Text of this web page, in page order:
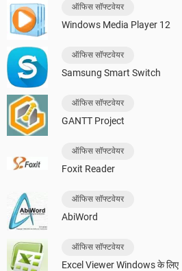
ऑफिस सॉफ्टवेयर
Windows Media Player 12
ऑफिस सॉफ्टवेयर
Samsung Smart Switch
ऑफिस सॉफ्टवेयर
GANTT Project
ऑफिस सॉफ्टवेयर
Foxit Reader
ऑफिस सॉफ्टवेयर
AbiWord
ऑफिस सॉफ्टवेयर
Excel Viewer Windows के लिए